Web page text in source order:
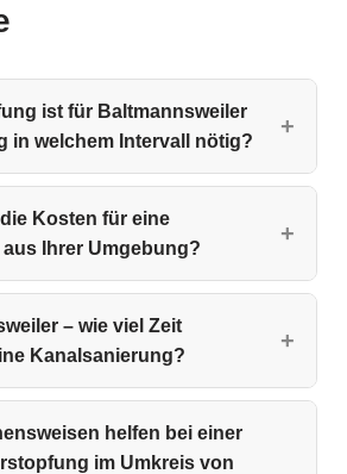
ist für Baltmannsweiler
in welchem Intervall nötig?
Kosten für eine
Ihrer Umgebung?
– wie viel Zeit
Kanalsanierung?
helfen bei einer
im Umkreis von